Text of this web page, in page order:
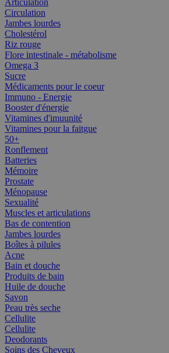
Articulation
Circulation
Jambes lourdes
Cholestérol
Riz rouge
Flore intestinale - métabolisme
Omega 3
Sucre
Médicaments pour le coeur
Immuno - Energie
Booster d'énergie
Vitamines d'imuunité
Vitamines pour la faitgue
50+
Ronflement
Batteries
Mémoire
Prostate
Ménopause
Sexualité
Muscles et articulations
Bas de contention
Jambes lourdes
Boîtes à pilules
Acne
Bain et douche
Produits de bain
Huile de douche
Savon
Peau très seche
Cellulite
Cellulite
Deodorants
Soins des Cheveux